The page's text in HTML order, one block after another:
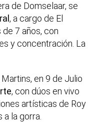
de Domselaar, se
, a cargo de El
7 años, con
y concentración. La
en 9 de Julio
, con dúos en vivo
artísticas de Roy
a la gorra.